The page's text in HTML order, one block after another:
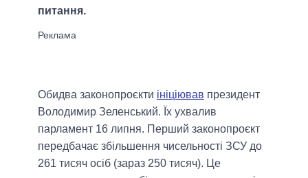
питання.
Обидва законопроєкти ініціював президент
Володимир Зеленський. Їх ухвалив
парламент 16 липня. Перший законопроєкт
передбачає збільшення чисельності ЗСУ до
261 тисяч осіб (зараз 250 тисяч). Це